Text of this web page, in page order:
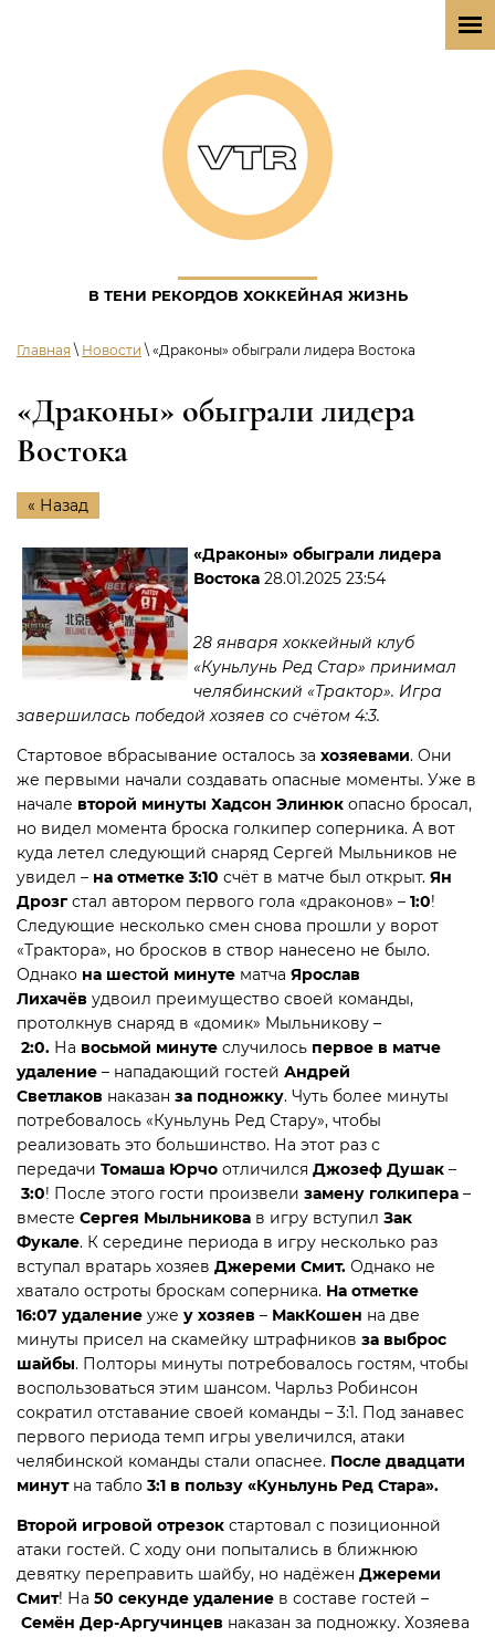
В ТЕНИ РЕКОРДОВ ХОККЕЙНАЯ ЖИЗНЬ
Главная \ Новости \ «Драконы» обыграли лидера Востока
«Драконы» обыграли лидера
Востока
« Назад
«Драконы» обыграли лидера
Востока 28.01.2025 23:54
28 января хоккейный клуб
«Куньлунь Ред Стар» принимал
челябинский «Трактор». Игра
завершилась победой хозяев со счётом 4:3.
Стартовое вбрасывание осталось за хозяевами. Они
же первыми начали создавать опасные моменты. Уже в
начале второй минуты Хадсон Элинюк опасно бросал,
но видел момента броска голкипер соперника. А вот
куда летел следующий снаряд Сергей Мыльников не
увидел – на отметке 3:10 счёт в матче был открыт. Ян
Дрозг стал автором первого гола «драконов» – 1:0!
Следующие несколько смен снова прошли у ворот
«Трактора», но бросков в створ нанесено не было.
Однако на шестой минуте матча Ярослав
Лихачёв удвоил преимущество своей команды,
протолкнув снаряд в «домик» Мыльникову –
2:0. На восьмой минуте случилось первое в матче
удаление – нападающий гостей Андрей
Светлаков наказан за подножку. Чуть более минуты
потребовалось «Куньлунь Ред Стару», чтобы
реализовать это большинство. На этот раз с
передачи Томаша Юрчо отличился Джозеф Душак –
3:0! После этого гости произвели замену голкипера –
вместе Сергея Мыльникова в игру вступил Зак
Фукале. К середине периода в игру несколько раз
вступал вратарь хозяев Джереми Смит. Однако не
хватало остроты броскам соперника. На отметке
16:07 удаление уже у хозяев – МакКошен на две
минуты присел на скамейку штрафников за выброс
шайбы. Полторы минуты потребовалось гостям, чтобы
воспользоваться этим шансом. Чарльз Робинсон
сократил отставание своей команды – 3:1. Под занавес
первого периода темп игры увеличился, атаки
челябинской команды стали опаснее. После двадцати
минутна табло 3:1 в пользу «Куньлунь Ред Стара».
Второй игровой отрезок стартовал с позиционной
атаки гостей. С ходу они попытались в ближнюю
девятку переправить шайбу, но надёжен Джереми
Смит! На 50 секунде удаление в составе гостей –
Семён Дер-Аргучинцев наказан за подножку. Хозяева